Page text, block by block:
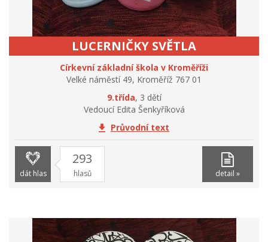
LUCERNIČKY SVĚTLA
Církevní základní škola v Kroměříži
Velké náměstí 49, Kroměříž 767 01
9.třída, 3 dětí
Vedoucí Edita Šenkyříková
Průvodní text
dát hlas
293
hlasů detail »